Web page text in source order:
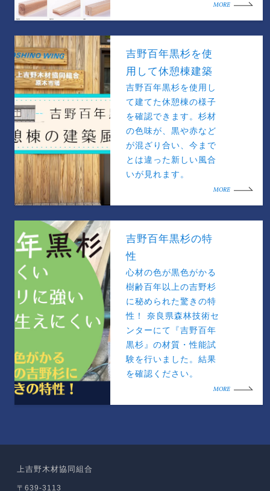
MORE
吉野百年黒杉を使
用して休憩棟建築
吉野百年黒杉を使用し
て建てた休憩棟の様子
を確認できます。杉材
の色味が、黒や赤など
が混ざり合い、今まで
とは違った新しい風合
いが見れます。
MORE
吉野百年黒杉の特
性
心材の色が黒色がかる
樹齢百年以上の吉野杉
に秘められた驚きの特
性！ 奈良県森林技術セ
ンターにて『吉野百年
黒杉』の材質・性能試
験を行いました。結果
を確認ください。
MORE
上吉野木材協同組合
〒639-3113